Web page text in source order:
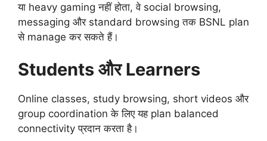
या heavy gaming नहीं होता, वे social browsing,
messaging और standard browsing तक BSNL plan
से manage कर सकते हैं।
Students और Learners
Online classes, study browsing, short videos और
group coordination के लिए यह plan balanced
connectivity प्रदान करता है।